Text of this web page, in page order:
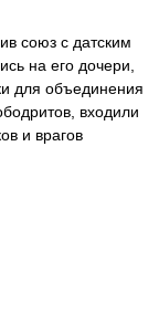
союз с датским
на его дочери,
для объединения
входили
и врагов